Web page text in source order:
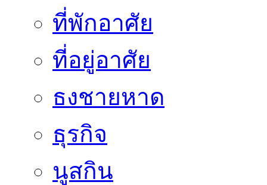
ที่พักอาศัย
ที่อยู่อาศัย
ธงชายหาด
ธุรกิจ
นูสกิน